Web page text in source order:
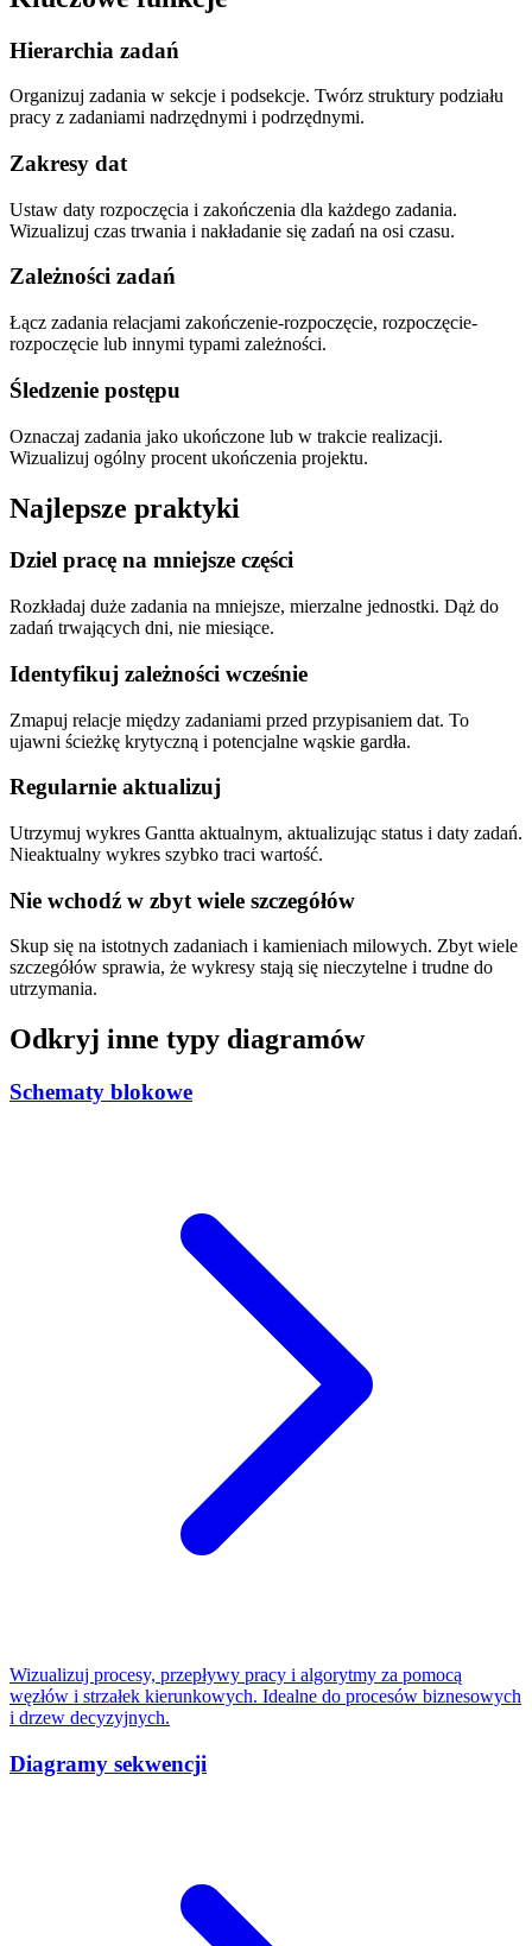
Hierarchia zadań
Organizuj zadania w sekcje i podsekcje. Twórz struktury podziału
pracy z zadaniami nadrzędnymi i podrzędnymi.
Zakresy dat
Ustaw daty rozpoczęcia i zakończenia dla każdego zadania.
Wizualizuj czas trwania i nakładanie się zadań na osi czasu.
Zależności zadań
Łącz zadania relacjami zakończenie-rozpoczęcie, rozpoczęcie-
rozpoczęcie lub innymi typami zależności.
Śledzenie postępu
Oznaczaj zadania jako ukończone lub w trakcie realizacji.
Wizualizuj ogólny procent ukończenia projektu.
Najlepsze praktyki
Dziel pracę na mniejsze części
Rozkładaj duże zadania na mniejsze, mierzalne jednostki. Dąż do
zadań trwających dni, nie miesiące.
Identyfikuj zależności wcześnie
Zmapuj relacje między zadaniami przed przypisaniem dat. To
ujawni ścieżkę krytyczną i potencjalne wąskie gardła.
Regularnie aktualizuj
Utrzymuj wykres Gantta aktualnym, aktualizując status i daty zadań.
Nieaktualny wykres szybko traci wartość.
Nie wchodź w zbyt wiele szczegółów
Skup się na istotnych zadaniach i kamieniach milowych. Zbyt wiele
szczegółów sprawia, że wykresy stają się nieczytelne i trudne do
utrzymania.
Odkryj inne typy diagramów
Schematy blokowe
Wizualizuj procesy, przepływy pracy i algorytmy za pomocą
węzłów i strzałek kierunkowych. Idealne do procesów biznesowych
i drzew decyzyjnych.
Diagramy sekwencji